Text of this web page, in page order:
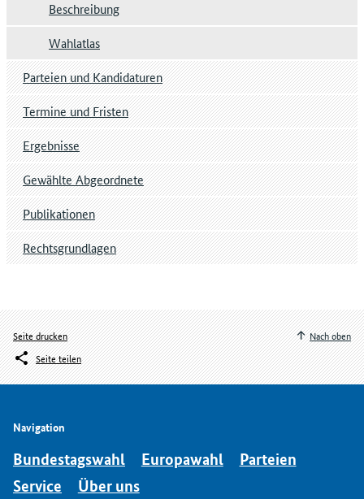
Beschreibung
Wahlatlas
Parteien und Kandidaturen
Termine und Fristen
Ergebnisse
Gewählte Abgeordnete
Publikationen
Rechtsgrundlagen
Seite drucken
Seite teilen
Nach oben
Navigation
Bundestagswahl Europawahl
Parteien
Service
Über uns